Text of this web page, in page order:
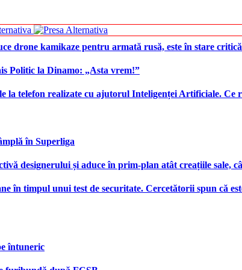
drone kamikaze pentru armată rusă, este în stare
Politic la Dinamo: „Asta vrem!”
la telefon realizate cu ajutorul Inteligenței Artificiale. Ce
în Superliga
designerului și aduce în prim-plan atât creațiile sale,
în timpul unui test de securitate. Cercetătorii spun că
întuneric